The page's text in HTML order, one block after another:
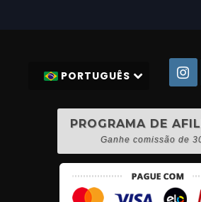
PORTUGUÊS
PROGRAMA DE
Ganhe comissão de